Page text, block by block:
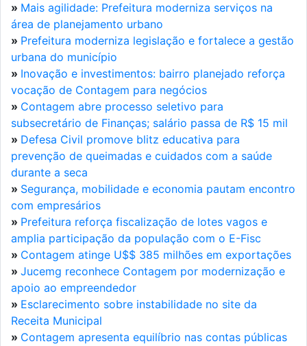
» Mais agilidade: Prefeitura moderniza serviços na
área de planejamento urbano
» Prefeitura moderniza legislação e fortalece a gestão
urbana do município
» Inovação e investimentos: bairro planejado reforça
vocação de Contagem para negócios
» Contagem abre processo seletivo para
subsecretário de Finanças; salário passa de R$ 15 mil
» Defesa Civil promove blitz educativa para
prevenção de queimadas e cuidados com a saúde
durante a seca
» Segurança, mobilidade e economia pautam encontro
com empresários
» Prefeitura reforça fiscalização de lotes vagos e
amplia participação da população com o E-Fisc
» Contagem atinge U$$ 385 milhões em exportações
» Jucemg reconhece Contagem por modernização e
apoio ao empreendedor
» Esclarecimento sobre instabilidade no site da
Receita Municipal
» Contagem apresenta equilíbrio nas contas públicas